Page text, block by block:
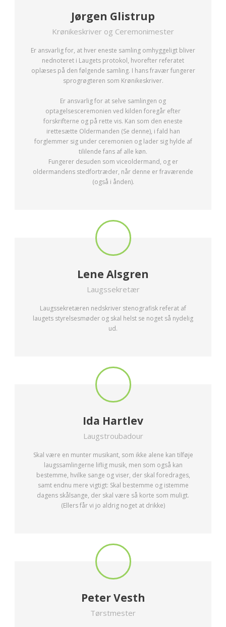
Jørgen Glistrup
Krønikeskriver og Ceremonimester
Er ansvarlig for, at hver eneste samling omhyggeligt bliver
nednoteret i Laugets protokol, hvorefter referatet
oplæses på den følgende samling. I hans fravær fungerer
sprogrøgteren som Krønikeskriver.
Er ansvarlig for at selve samlingen og
optagelsesceremonien ved kilden foregår efter
forskrifterne og på rette vis. Kan som den eneste
irettesætte Oldermanden (Se denne), i fald han
forglemmer sig under ceremonien og lader sig hylde af
tililende fans af alle køn.
Fungerer desuden som viceoldermand, og er
oldermandens stedfortræder, når denne er fraværende
(også i ånden).
Lene Alsgren
Laugssekretær
Laugssekretæren nedskriver stenografisk referat af
laugets styrelsesmøder og skal helst se noget så nydelig
ud.
Ida Hartlev
Laugstroubadour
Skal være en munter musikant, som ikke alene kan tilføje
laugssamlingerne liflig musik, men som også kan
bestemme, hvilke sange og viser, der skal foredrages,
samt endnu mere vigtigt: Skal bestemme og istemme
dagens skålsange, der skal være så korte som muligt.
(Ellers får vi jo aldrig noget at drikke)
Peter Vesth
Tørstmester